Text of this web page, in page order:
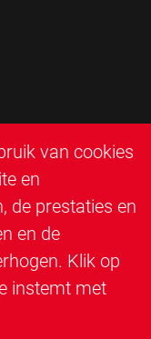
van cookies
en
de prestaties en
en de
Klik op
instemt met